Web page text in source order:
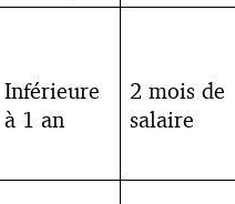
Inférieure
à 1 an
2 mois de
salaire